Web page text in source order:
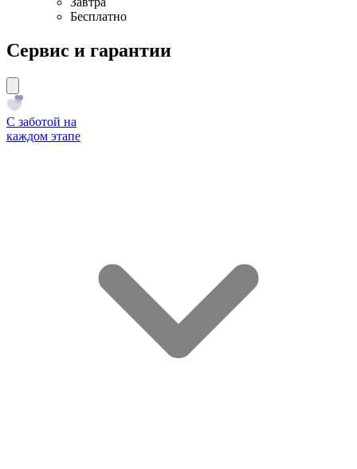
Бесплатно
Сервис и гарантии
С заботой на
каждом этапе